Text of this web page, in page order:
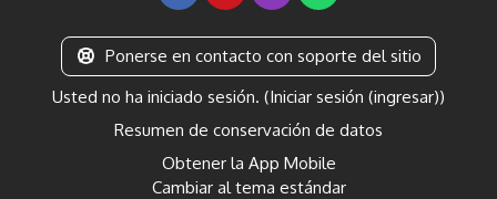
Ponerse en contacto con soporte del sitio
Usted no ha iniciado sesión. (Iniciar sesión (ingresar))
Resumen de conservación de datos
Obtener la App Mobile
Cambiar al tema estándar